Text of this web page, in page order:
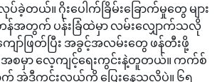
။ ဂိုးပေါက်ခြိမ်းခြောက်မှုတွေ များ
န်အတွက် ပန်းခြံထဲမှာ လမ်းလျှောက်သလို
ာ်ဖြတ်ပြီး အခွင့်အလမ်းတွေ ဖန်တီးဖို့
မှာ လေ့ကျင့်ရေးကွင်းနဲ့တူတယ်။ ကက်စ်
အဲဒီကွင်းလယ်ကို ပြေးနေသလိုပဲ။ ၆၅